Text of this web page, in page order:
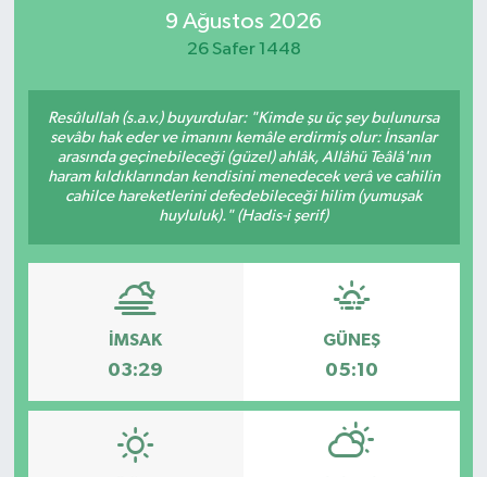
9 Ağustos 2026
26 Safer 1448
Resûlullah (s.a.v.) buyurdular: "Kimde şu üç şey bulunursa
sevâbı hak eder ve imanını kemâle erdirmiş olur: İnsanlar
arasında geçinebileceği (güzel) ahlâk, Allâhü Teâlâ'nın
haram kıldıklarından kendisini menedecek verâ ve cahilin
cahilce hareketlerini defedebileceği hilim (yumuşak
huyluluk)." (Hadis-i şerif)
İMSAK
03:29
GÜNEŞ
05:10
ENGLISH
ESENTEPE
GAZİMAĞUSA
GÜNDEM
İÇ HABERLER